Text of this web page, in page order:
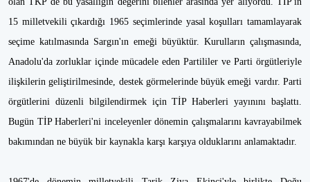
15 milletvekili çıkardığı 1965 seçimlerinde yasal koşulları tamamlayarak
seçime katılmasında Sargın'ın emeği büyüktür. Kurulların çalışmasında,
Anadolu'da zorluklar içinde mücadele eden Partililer ve Parti örgütleriyle
ilişkilerin geliştirilmesinde, destek görmelerinde büyük emeği vardır. Parti
örgütlerini düzenli bilgilendirmek için TİP Haberleri yayınını başlattı.
Bugün TİP Haberleri'ni inceleyenler dönemin çalışmalarını kavrayabilmek
bakımından ne büyük bir kaynakla karşı karşıya olduklarını anlamaktadır.